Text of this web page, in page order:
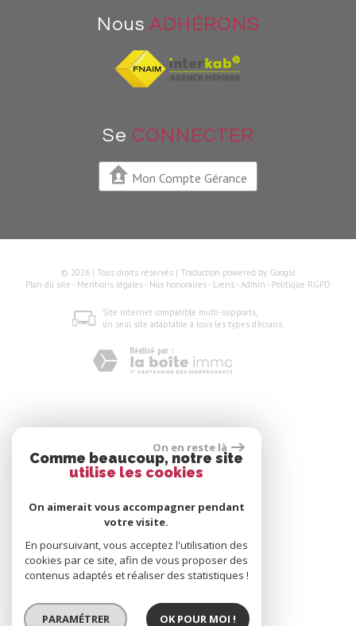
Nous ADHÉRONS
Se CONNECTER
Mon Compte Gérance
© 2026 | Tous droits réservés | Traduction powered by Google
Plan du site - Mentions légales - Nos honoraires - Liens - Admin - Politique RGPD
Site internet compatible multi-supports,
un seul site adaptable à tous les types d'écrans.
On en reste là
Comme beaucoup, notre site
utilise les cookies
On aimerait vous accompagner pendant
votre visite.
En poursuivant, vous acceptez l'utilisation des
cookies par ce site, afin de vous proposer des
contenus adaptés et réaliser des statistiques !
PARAMÉTRER OK POUR MOI !